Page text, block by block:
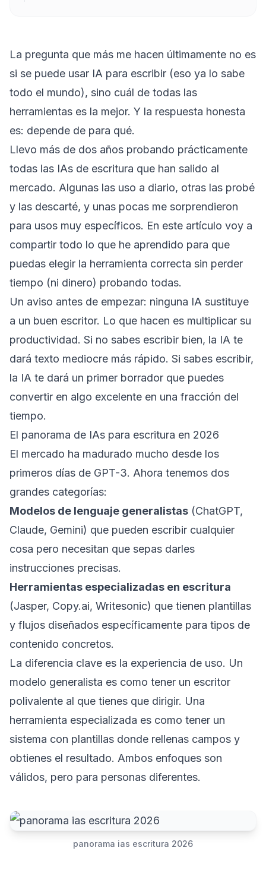
La pregunta que más me hacen últimamente no es
si se puede usar IA para escribir (eso ya lo sabe
todo el mundo), sino cuál de todas las
herramientas es la mejor. Y la respuesta honesta
es: depende de para qué.
Llevo más de dos años probando prácticamente
todas las IAs de escritura que han salido al
mercado. Algunas las uso a diario, otras las probé
y las descarté, y unas pocas me sorprendieron
para usos muy específicos. En este artículo voy a
compartir todo lo que he aprendido para que
puedas elegir la herramienta correcta sin perder
tiempo (ni dinero) probando todas.
Un aviso antes de empezar: ninguna IA sustituye
a un buen escritor. Lo que hacen es multiplicar su
productividad. Si no sabes escribir bien, la IA te
dará texto mediocre más rápido. Si sabes escribir,
la IA te dará un primer borrador que puedes
convertir en algo excelente en una fracción del
tiempo.
El panorama de IAs para escritura en 2026
El mercado ha madurado mucho desde los
primeros días de GPT-3. Ahora tenemos dos
grandes categorías:
Modelos de lenguaje generalistas (ChatGPT,
Claude, Gemini) que pueden escribir cualquier
cosa pero necesitan que sepas darles
instrucciones precisas.
Herramientas especializadas en escritura
(Jasper, Copy.ai, Writesonic) que tienen plantillas
y flujos diseñados específicamente para tipos de
contenido concretos.
La diferencia clave es la experiencia de uso. Un
modelo generalista es como tener un escritor
polivalente al que tienes que dirigir. Una
herramienta especializada es como tener un
sistema con plantillas donde rellenas campos y
obtienes el resultado. Ambos enfoques son
válidos, pero para personas diferentes.
panorama ias escritura 2026